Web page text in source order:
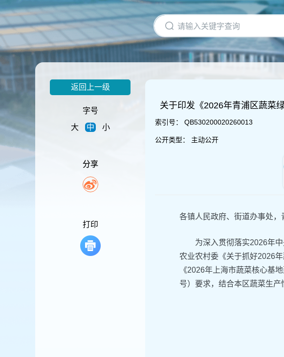
主
要
内
容
区
域
返回上一级
字号
大
中 小
分享
打印
关于印发《2026年青浦区蔬菜
索引号： QB530200020260013
公开类型： 主动公开
各镇人民政府、街道办事处，
为深入贯彻落实2026年
农业农村委《关于抓好2026
《2026年上海市蔬菜核心基
号）要求，结合本区蔬菜生